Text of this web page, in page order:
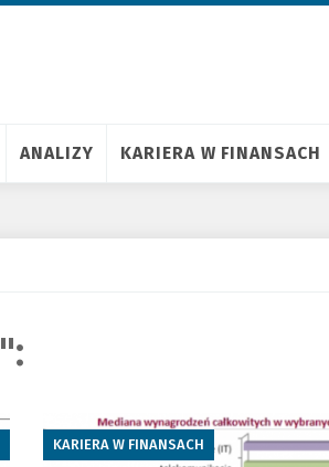
ANALIZY KARIERA W FINANSACH
":
KARIERA W FINANSACH